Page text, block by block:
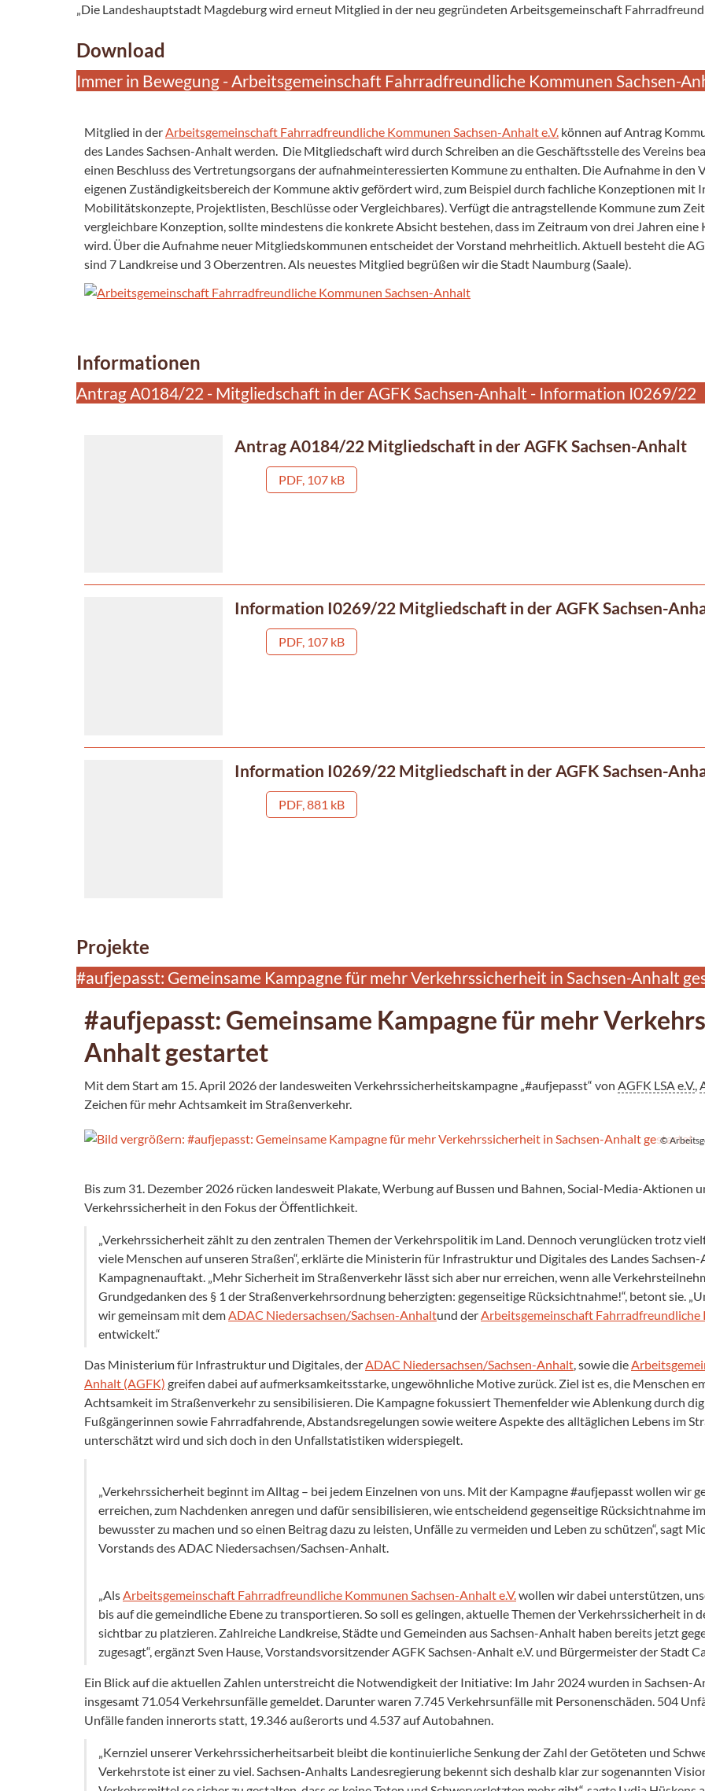
„Die Landeshauptstadt Magdeburg wird erneut Mitglied in der neu gegründeten Arbeitsgemeinschaft
Download
Immer in Bewegung - Arbeitsgemeinschaft Fahrradfreundliche Kommunen Sachsen-
Mitglied in der Arbeitsgemeinschaft Fahrradfreundliche Kommunen Sachsen-Anhalt e.V. können auf Antrag
des Landes Sachsen-Anhalt werden. Die Mitgliedschaft wird durch Schreiben an die Geschäftsstelle des Vereins
einen Beschluss des Vertretungsorgans der aufnahmeinteressierten Kommune zu enthalten. Die Aufnahme in den
eigenen Zuständigkeitsbereich der Kommune aktiv gefördert wird, zum Beispiel durch fachliche Konzeptionen mit
Mobilitätskonzepte, Projektlisten, Beschlüsse oder Vergleichbares). Verfügt die antragstellende Kommune zum
vergleichbare Konzeption, sollte mindestens die konkrete Absicht bestehen, dass im Zeitraum von drei Jahren
wird. Über die Aufnahme neuer Mitgliedskommunen entscheidet der Vorstand mehrheitlich. Aktuell besteht die
sind 7 Landkreise und 3 Oberzentren. Als neuestes Mitglied begrüßen wir die Stadt Naumburg (Saale).
Informationen
Antrag A0184/22 - Mitgliedschaft in der AGFK Sachsen-Anhalt - Information I0269/22
Antrag A0184/22 Mitgliedschaft in der AGFK Sachsen-Anhalt
PDF, 107 kB
Information I0269/22 Mitgliedschaft in der AGFK Sachsen-
PDF, 107 kB
Information I0269/22 Mitgliedschaft in der AGFK Sachsen-
PDF, 881 kB
Projekte
#aufjepasst: Gemeinsame Kampagne für mehr Verkehrssicherheit in Sachsen-Anhalt
#aufjepasst: Gemeinsame Kampagne für mehr
Anhalt gestartet
Mit dem Start am 15. April 2026 der landesweiten Verkehrssicherheitskampagne „#aufjepasst“ von AGFK LSA e.V.,
Zeichen für mehr Achtsamkeit im Straßenverkehr.
©
Bis zum 31. Dezember 2026 rücken landesweit Plakate, Werbung auf Bussen und Bahnen, Social-Media-
Verkehrssicherheit in den Fokus der Öffentlichkeit.
„Verkehrssicherheit zählt zu den zentralen Themen der Verkehrspolitik im Land. Dennoch verunglücken trotz
viele Menschen auf unseren Straßen“, erklärte die Ministerin für Infrastruktur und Digitales des Landes Sachsen-
Kampagnenauftakt. „Mehr Sicherheit im Straßenverkehr lässt sich aber nur erreichen, wenn alle
Grundgedanken des § 1 der Straßenverkehrsordnung beherzigten: gegenseitige Rücksichtnahme!“, betont sie.
wir gemeinsam mit demADAC Niedersachsen/Sachsen-Anhaltund derArbeitsgemeinschaft Fahrradfreundliche
entwickelt.“
Das Ministerium für Infrastruktur und Digitales, derADAC Niedersachsen/Sachsen-Anhalt, sowie die
Anhalt (AGFK) greifen dabei auf aufmerksamkeitsstarke, ungewöhnliche Motive zurück. Ziel ist es, die Menschen
Achtsamkeit im Straßenverkehr zu sensibilisieren. Die Kampagne fokussiert Themenfelder wie Ablenkung durch
Fußgängerinnen sowie Fahrradfahrende, Abstandsregelungen sowie weitere Aspekte des alltäglichen Lebens im
unterschätzt wird und sich doch in den Unfallstatistiken widerspiegelt.
„Verkehrssicherheit beginnt im Alltag – bei jedem Einzelnen von uns. Mit der Kampagne #aufjepasst wollen wir
erreichen, zum Nachdenken anregen und dafür sensibilisieren, wie entscheidend gegenseitige Rücksichtnahme
bewusster zu machen und so einen Beitrag dazu zu leisten, Unfälle zu vermeiden und Leben zu schützen“, sagt
Vorstands des ADAC Niedersachsen/Sachsen-Anhalt.
„AlsArbeitsgemeinschaft Fahrradfreundliche Kommunen Sachsen-Anhalt e.V.wollen wir dabei unterstützen,
bis auf die gemeindliche Ebene zu transportieren. So soll es gelingen, aktuelle Themen der Verkehrssicherheit in
sichtbar zu platzieren. Zahlreiche Landkreise, Städte und Gemeinden aus Sachsen-Anhalt haben bereits jetzt
zugesagt“, ergänzt Sven Hause, Vorstandsvorsitzender AGFK Sachsen-Anhalt e.V. und Bürgermeister der Stadt
Ein Blick auf die aktuellen Zahlen unterstreicht die Notwendigkeit der Initiative: Im Jahr 2024 wurden in Sachsen-
insgesamt 71.054 Verkehrsunfälle gemeldet. Darunter waren 7.745 Verkehrsunfälle mit Personenschäden. 504
Unfälle fanden innerorts statt, 19.346 außerorts und 4.537 auf Autobahnen.
„Kernziel unserer Verkehrssicherheitsarbeit bleibt die kontinuierliche Senkung der Zahl der Getöteten und
Verkehrstote ist einer zu viel. Sachsen-Anhalts Landesregierung bekennt sich deshalb klar zur sogenannten